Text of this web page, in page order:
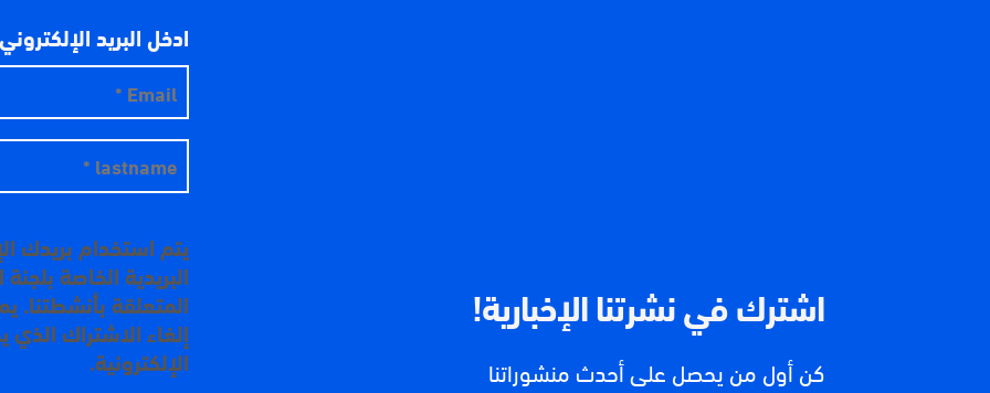
اشترك في نشرتنا الإخبارية!
كن أول من يحصل على أحدث منشوراتنا
ادخل البريد الإلكتروني
يتم استخدام بريدك
البريدية الخاصة
المتعلقة
إلغاء الاشتراك
الإلكترونية.